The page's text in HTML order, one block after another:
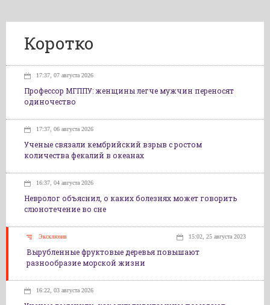
Коротко
17:37, 07 августа 2026
Профессор МГППУ: женщины легче мужчин переносят
одиночество
17:37, 06 августа 2026
Ученые связали кембрийский взрыв с ростом
количества фекалий в океанах
16:37, 04 августа 2026
Невролог объяснил, о каких болезнях может говорить
слюнотечение во сне
Эксклюзив 15:02, 25 августа 2023
Вырубленные фруктовые деревья повышают
разнообразие морской жизни
16:22, 03 августа 2026